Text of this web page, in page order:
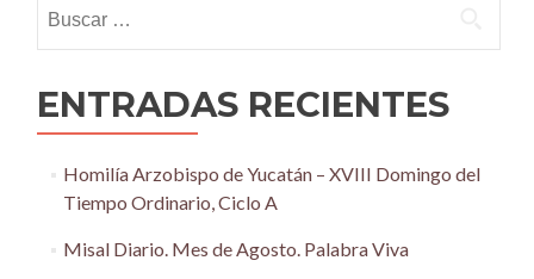
ENTRADAS RECIENTES
Homilía Arzobispo de Yucatán – XVIII Domingo del
Tiempo Ordinario, Ciclo A
Misal Diario. Mes de Agosto. Palabra Viva